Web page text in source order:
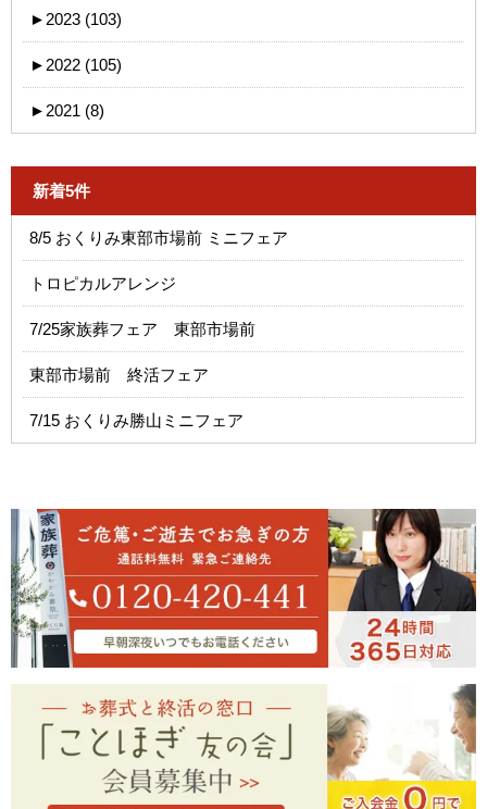
► 2023 (103)
► 2022 (105)
► 2021 (8)
新着5件
8/5 おくりみ東部市場前 ミニフェア
トロピカルアレンジ
7/25家族葬フェア 東部市場前
東部市場前 終活フェア
7/15 おくりみ勝山ミニフェア